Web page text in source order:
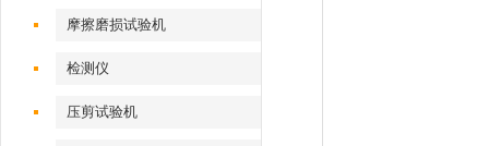
摩擦磨损试验机
检测仪
压剪试验机